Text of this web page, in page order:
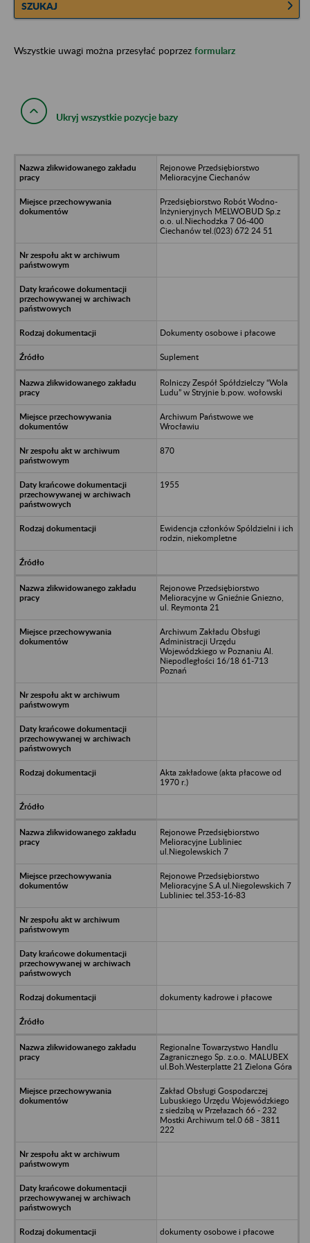
SZUKAJ
Wszystkie uwagi można przesyłać poprzez formularz
Ukryj wszystkie pozycje bazy
Rejonowe Przedsiębiorstwo
Melioracyjne Ciechanów
Przedsiębiorstwo Robót Wodno-
Inżynieryjnych MELWOBUD Sp.z
o.o. ul.Niechodzka 7 06-400
Ciechanów tel.(023) 672 24 51
Dokumenty osobowe i płacowe
Suplement
Rolniczy Zespół Spółdzielczy “Wola
Ludu” w Stryjnie b.pow. wołowski
Archiwum Państwowe we
Wrocławiu
870
1955
Ewidencja członków Spóldzielni i ich
rodzin, niekompletne
Rejonowe Przedsiębiorstwo
Melioracyjne w Gnieźnie Gniezno,
ul. Reymonta 21
Archiwum Zakładu Obsługi
Administracji Urzędu
Wojewódzkiego w Poznaniu Al.
Niepodległości 16/18 61-713
Poznań
Akta zakładowe (akta płacowe od
1970 r.)
Rejonowe Przedsiębiorstwo
Melioracyjne Lubliniec
ul.Niegolewskich 7
Rejonowe Przedsiębiorstwo
Melioracyjne S.A ul.Niegolewskich 7
Lubliniec tel.353-16-83
dokumenty kadrowe i płacowe
Regionalne Towarzystwo Handlu
Zagranicznego Sp. z.o.o. MALUBEX
ul.Boh.Westerplatte 21 Zielona Góra
Zakład Obsługi Gospodarczej
Lubuskiego Urzędu Wojewódzkiego
z siedzibą w Przełazach 66 - 232
Mostki Archiwum tel.0 68 - 3811
222
dokumenty osobowe i płacowe